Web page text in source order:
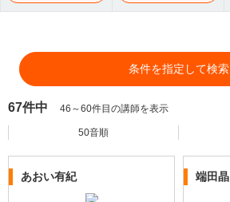
条件を指定して検索
67件中 46～60件目の講師を表示
50音順
あおい有紀 端田晶